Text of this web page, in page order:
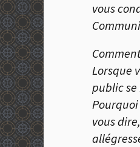
vous
Lorsque
public se
Pourquoi
vous